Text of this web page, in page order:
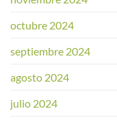
octubre 2024
septiembre 2024
agosto 2024
julio 2024